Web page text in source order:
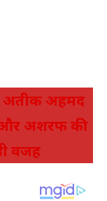
अतीक अहमद
और अशरफ की
वजह